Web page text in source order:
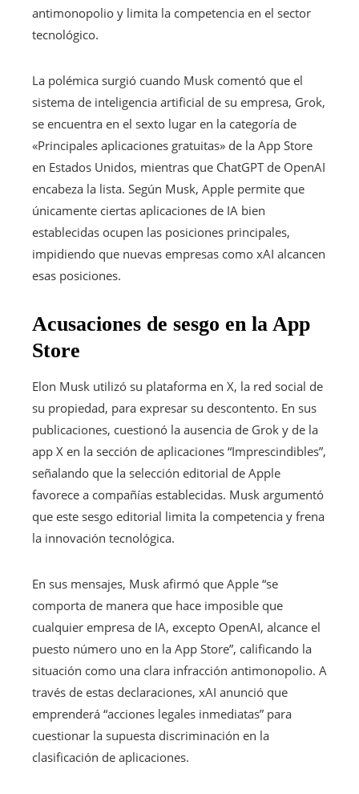
antimonopolio y limita la competencia en el sector
tecnológico.
La polémica surgió cuando Musk comentó que el
sistema de inteligencia artificial de su empresa, Grok,
se encuentra en el sexto lugar en la categoría de
«Principales aplicaciones gratuitas» de la App Store
en Estados Unidos, mientras que ChatGPT de OpenAI
encabeza la lista. Según Musk, Apple permite que
únicamente ciertas aplicaciones de IA bien
establecidas ocupen las posiciones principales,
impidiendo que nuevas empresas como xAI alcancen
esas posiciones.
Acusaciones de sesgo en la App
Store
Elon Musk utilizó su plataforma en X, la red social de
su propiedad, para expresar su descontento. En sus
publicaciones, cuestionó la ausencia de Grok y de la
app X en la sección de aplicaciones “Imprescindibles”,
señalando que la selección editorial de Apple
favorece a compañías establecidas. Musk argumentó
que este sesgo editorial limita la competencia y frena
la innovación tecnológica.
En sus mensajes, Musk afirmó que Apple “se
comporta de manera que hace imposible que
cualquier empresa de IA, excepto OpenAI, alcance el
puesto número uno en la App Store”, calificando la
situación como una clara infracción antimonopolio. A
través de estas declaraciones, xAI anunció que
emprenderá “acciones legales inmediatas” para
cuestionar la supuesta discriminación en la
clasificación de aplicaciones.